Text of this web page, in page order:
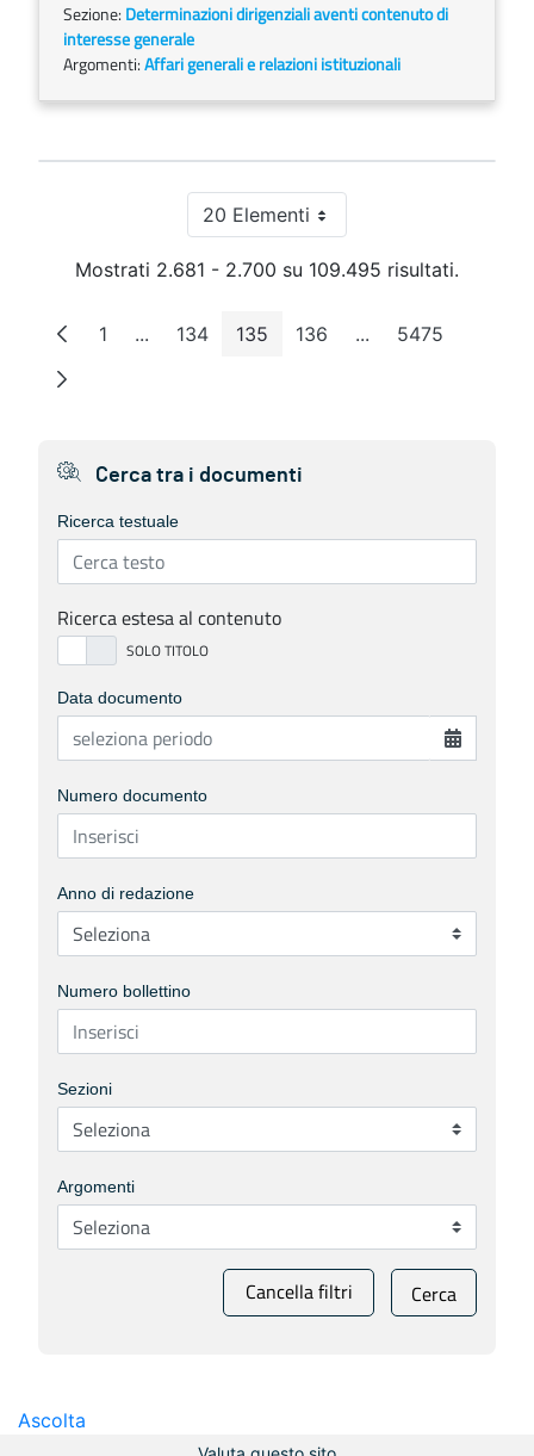
Sezione: Determinazioni dirigenziali aventi contenuto di
interesse generale
Argomenti:Affari generali e relazioni istituzionali
20 ElementiPer pagina
Mostrati 2.681 - 2.700 su 109.495 risultati.
Pagina
1 ...Pagine intermedie
Pagina
134 Pagina
135 Pagina
136 ...Pagine intermedie
Pagina
5475
Cerca tra i documenti
Ricerca testuale
Ricerca estesa al contenuto
Data documento
Numero documento
Anno di redazione
Numero bollettino
Sezioni
Argomenti
Cancella filtri Cerca
Ascolta